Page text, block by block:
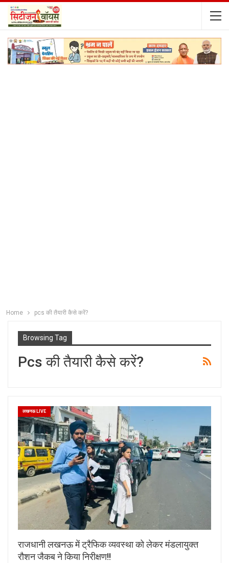
Home pcs की तैयारी कैसे करें?
Browsing Tag
Pcs की तैयारी कैसे करें?
लखनऊ LIVE
राजधानी लखनऊ में ट्रैफिक व्यवस्था को लेकर मंडलायुक्त
रौशन जैकब ने किया निरीक्षण!!